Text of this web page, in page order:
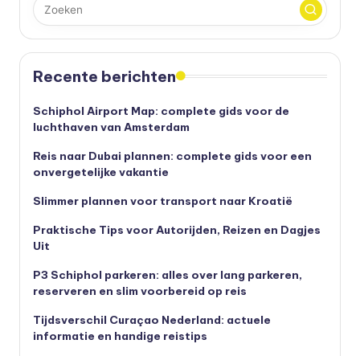
Recente berichten
Schiphol Airport Map: complete gids voor de
luchthaven van Amsterdam
Reis naar Dubai plannen: complete gids voor een
onvergetelijke vakantie
Slimmer plannen voor transport naar Kroatië
Praktische Tips voor Autorijden, Reizen en Dagjes
Uit
P3 Schiphol parkeren: alles over lang parkeren,
reserveren en slim voorbereid op reis
Tijdsverschil Curaçao Nederland: actuele
informatie en handige reistips